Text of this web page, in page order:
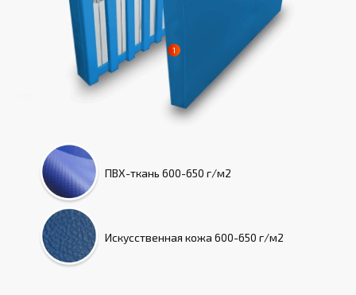
ПВХ-ткань 600-650 г/м2
Искусcтвенная кожа 600-650 г/м2